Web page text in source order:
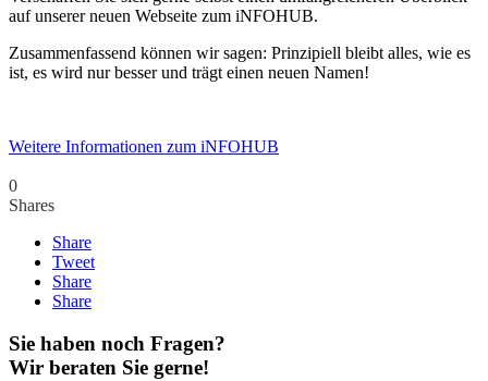
auf unserer neuen Webseite zum iNFOHUB.
Zusammenfassend können wir sagen: Prinzipiell bleibt alles, wie es
ist, es wird nur besser und trägt einen neuen Namen!
Weitere Informationen zum iNFOHUB
0
Shares
Share
Tweet
Share
Share
Sie haben noch Fragen?
Wir beraten Sie gerne!